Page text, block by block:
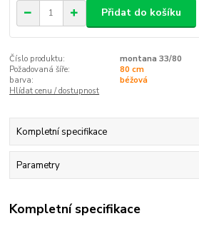
Přidat do košíku
Číslo produktu:
montana 33/80
Požadovaná šíře:
80 cm
barva:
béžová
Hlídat cenu / dostupnost
Kompletní specifikace
Parametry
Kompletní specifikace